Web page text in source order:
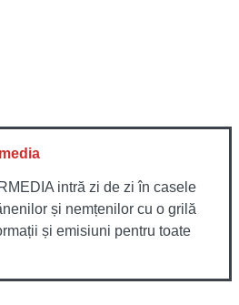
intră zi de zi în casele
și nemțenilor cu o grilă
și emisiuni pentru toate